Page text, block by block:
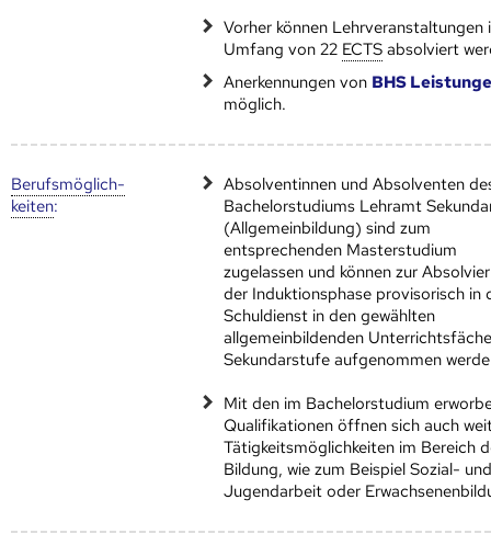
Vorher können Lehrveranstaltungen
Umfang von 22 ECTS absolviert
Anerkennungen von BHS
möglich.
Berufs­möglich­
keiten:
Absolventinnen und Absolventen
Bachelorstudiums Lehramt
(Allgemeinbildung) sind zum
entsprechenden Masterstudium
zugelassen und können zur
der Induktionsphase provisorisch in
Schuldienst in den gewählten
allgemeinbildenden
Sekundarstufe aufgenommen
Mit den im Bachelorstudium
Qualifikationen öffnen sich auch
Tätigkeitsmöglichkeiten im Bereich
Bildung, wie zum Beispiel Sozial-
Jugendarbeit oder